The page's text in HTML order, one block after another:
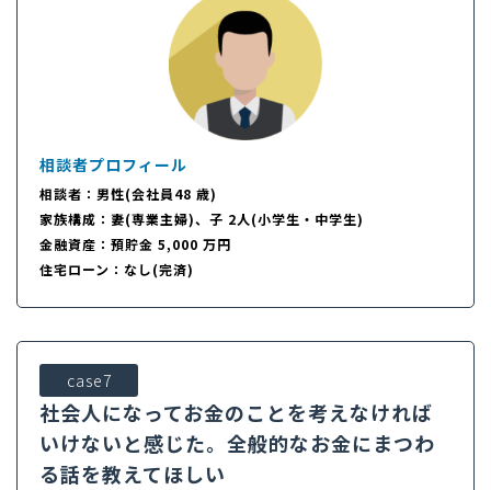
相談者プロフィール
相談者：男性(会社員48 歳)
家族構成：妻(専業主婦)、子 2人(小学生・中学生)
金融資産：預貯金 5,000 万円
住宅ローン：なし(完済)
社会人になってお金のことを考えなければ
いけないと感じた。全般的なお金にまつわ
る話を教えてほしい
case7